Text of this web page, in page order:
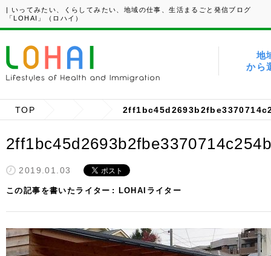
| いってみたい、くらしてみたい、地域の仕事、生活まるごと発信ブログ
「LOHAI」（ロハイ）
地
から
TOP
2019.01.03
この記事を書いたライター LOHAIライター